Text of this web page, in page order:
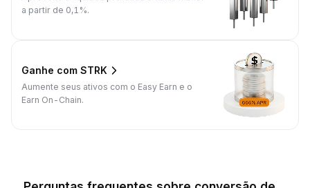
a partir de 0,1%.
Ganhe com STRK
Aumente seus ativos com o Easy Earn e o
Earn On-Chain.